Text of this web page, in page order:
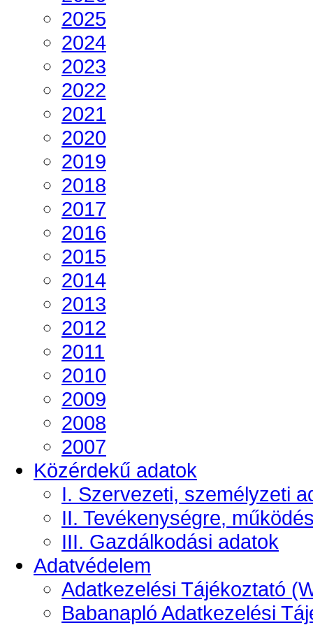
2025
2024
2023
2022
2021
2020
2019
2018
2017
2016
2015
2014
2013
2012
2011
2010
2009
2008
2007
Közérdekű adatok
I. Szervezeti, személyzeti
II. Tevékenységre,
III. Gazdálkodási adatok
Adatvédelem
Adatkezelési Tájékoztató
Babanapló Adatkezelési